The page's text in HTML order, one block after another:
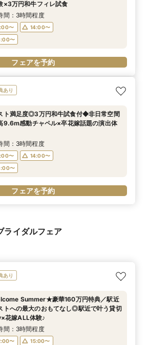
×3万円和牛フィレ試食
間：3時間程度
〜
14:00〜
〜
フェアを予約
あり
ト満足度◎3万円和牛試食付◆非日常空間
9.6m感動チャペル×卒花嫁話題の演出体
間：3時間程度
〜
14:00〜
〜
フェアを予約
ライダルフェア
あり
Summer★豪華160万円特典／駅近
トへの最大のおもてなし◎駅近で叶う貸切
花嫁ALL体験♪
間：3時間程度
〜
15:00〜